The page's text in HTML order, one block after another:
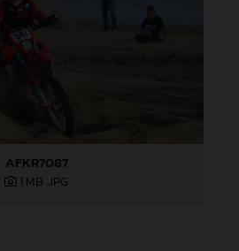
AFKR7087
1 MB .JPG